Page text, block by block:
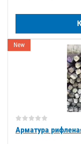
New
Арматура